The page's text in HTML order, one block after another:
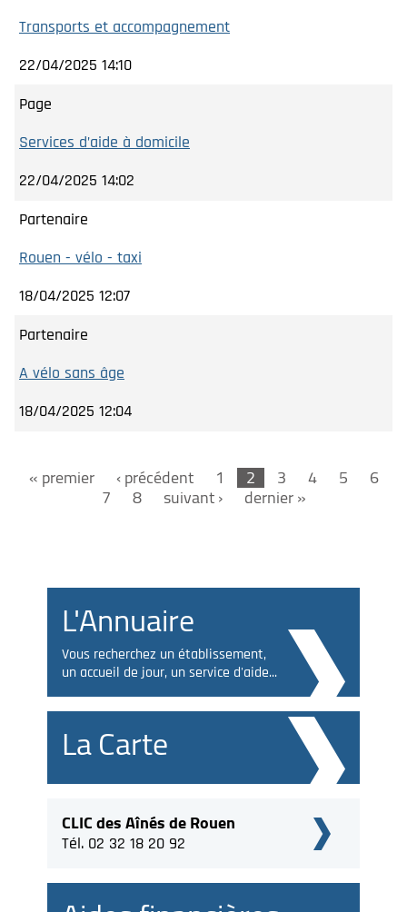
Transports et accompagnement
22/04/2025 14:10
Page
Services d’aide à domicile
22/04/2025 14:02
Partenaire
Rouen - vélo - taxi
18/04/2025 12:07
Partenaire
A vélo sans âge
18/04/2025 12:04
« premier ‹ précédent 1 2 3 4 5 6
7 8 suivant › dernier »
L'Annuaire
Vous recherchez un établissement,
un accueil de jour, un service d'aide...
La Carte
CLIC des Aînés de Rouen
Tél. 02 32 18 20 92